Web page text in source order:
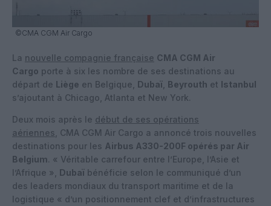
©CMA CGM Air Cargo
La nouvelle compagnie française CMA CGM Air
Cargo porte à six les nombre de ses destinations au
départ de Liège en Belgique, Dubaï Beyrouth et Istanbul
s’ajoutant à Chicago, Atlanta et New York.
Deux mois après le début de ses opérations
aériennes , CMA CGM Air Cargo a annoncé trois nouvelles
destinations pour les Airbus A330-200F opérés par Air
Belgium. « Véritable carrefour entre l’Europe, l’Asie et
l’Afrique », Dubaï bénéficie selon le communiqué d’un
des leaders mondiaux du transport maritime et de la
logistique « d’un positionnement clef et d’infrastructures